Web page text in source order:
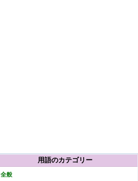
用語のカテゴリー
全般